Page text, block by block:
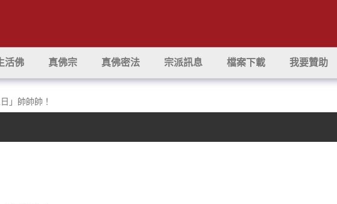
活佛 真佛宗 真佛密法 宗派訊息 檔案下載 我要贊助
」帥帥帥！